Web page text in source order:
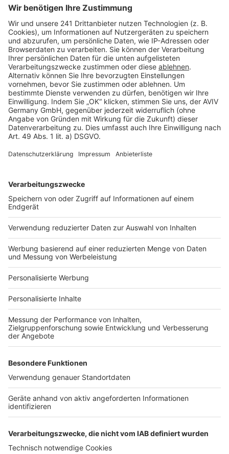
Seitenaufbau
Barrierefreiheit
Cookie Einstellungen
Rechtliches
AGB-Übersicht
Datenschutz
Impressum
Services
Bauprojekt-Quiz
Häuser-Suche
Hausanbieter-Suche
Bauprojekt-Profil
Für Unternehmen
Ihre Baufirma auf bauen.de
Kostenloses Infogespräch